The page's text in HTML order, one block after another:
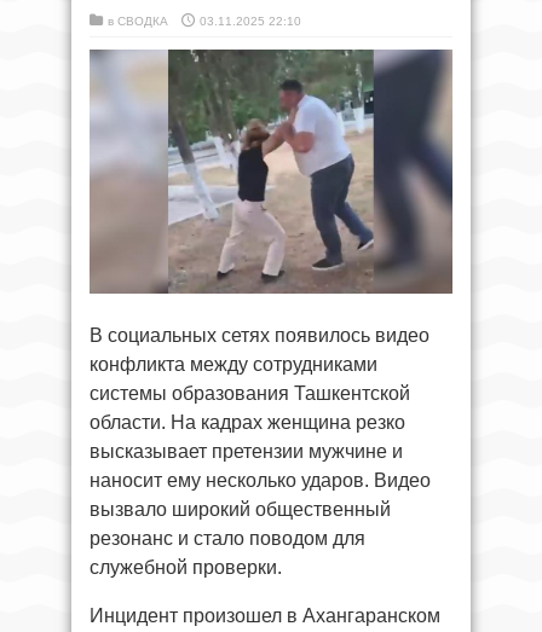
в СВОДКА 03.11.2025 22:10
В социальных сетях появилось видео
конфликта между сотрудниками
системы образования Ташкентской
области. На кадрах женщина резко
высказывает претензии мужчине и
наносит ему несколько ударов. Видео
вызвало широкий общественный
резонанс и стало поводом для
служебной проверки.
Инцидент произошел в Ахангаранском